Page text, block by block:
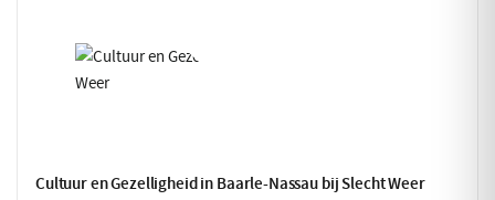
Cultuur en Gezelligheid in Baarle-Nassau bij Slecht Weer